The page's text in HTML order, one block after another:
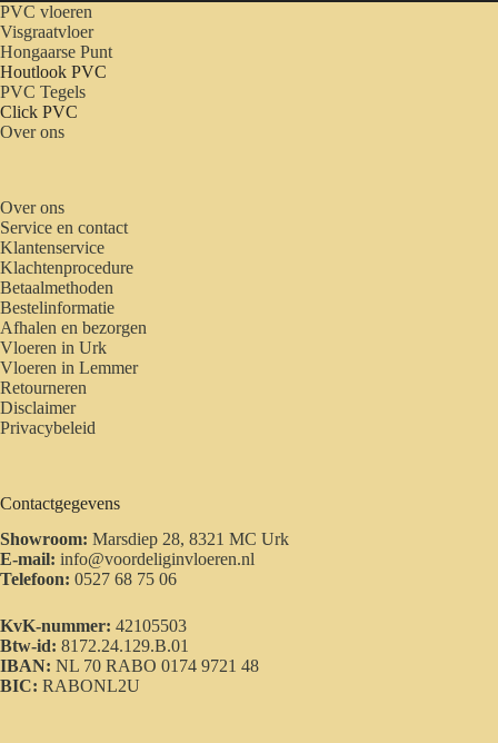
PVC vloeren
Visgraatvloer
Hongaarse Punt
Houtlook PVC
PVC Tegels
Click PVC
Over ons
Over ons
Service en contact
Klantenservice
Klachtenprocedure
Betaalmethoden
Bestelinformatie
Afhalen en bezorgen
Vloeren in Urk
Vloeren in Lemmer
Retourneren
Disclaimer
Privacybeleid
Contactgegevens
Showroom: Marsdiep 28, 8321 MC Urk
E-mail: info@voordeliginvloeren.nl
Telefoon: 0527 68 75 06
KvK-nummer: 42105503
Btw-id: 8172.24.129.B.01
IBAN: NL 70 RABO 0174 9721 48
BIC: RABONL2U